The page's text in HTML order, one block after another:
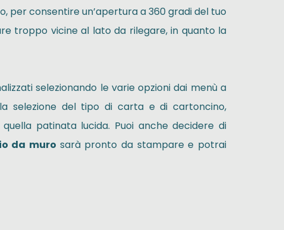
per consentire un’apertura a 360 gradi del tuo
troppo vicine al lato da rilegare, in quanto la
selezionando le varie opzioni dai menù a
selezione del tipo di carta e di cartoncino,
patinata lucida. Puoi anche decidere di
da muro sarà pronto da stampare e potrai